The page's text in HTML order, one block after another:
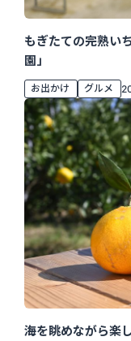
もぎたての完熟い
園」
お出かけ グルメ
海を眺めながら楽